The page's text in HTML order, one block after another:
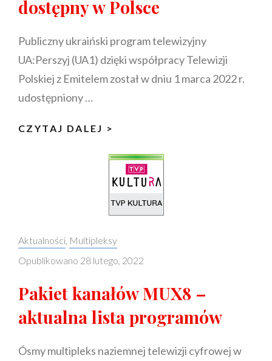
dostępny w Polsce
Publiczny ukraiński program telewizyjny
UA:Perszyj (UA1) dzięki współpracy Telewizji
Polskiej z Emitelem został w dniu 1 marca 2022 r.
udostępniony …
CZYTAJ DALEJ >
UA:1
DOSTĘPNY
POLSCE
Categories:
Aktualności Multipleksy
Opublikowano 28 lutego, 2022
Pakiet kanałów MUX8 –
aktualna lista programów
Ósmy multipleks naziemnej telewizji cyfrowej w